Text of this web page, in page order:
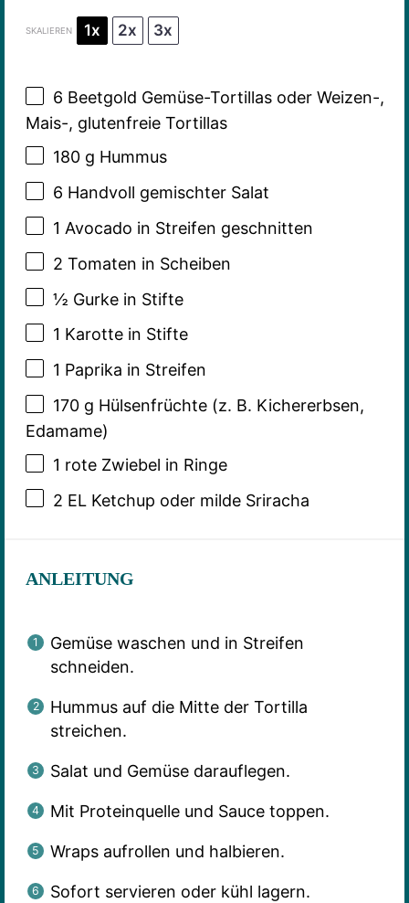
SKALIEREN 1x 2x 3x
6 Beetgold Gemüse-Tortillas oder Weizen-,
Mais-, glutenfreie Tortillas
180 g Hummus
6 Handvoll gemischter Salat
1 Avocado in Streifen geschnitten
2 Tomaten in Scheiben
½ Gurke in Stifte
1 Karotte in Stifte
1 Paprika in Streifen
170 g Hülsenfrüchte (z. B. Kichererbsen,
Edamame)
1 rote Zwiebel in Ringe
2 EL Ketchup oder milde Sriracha
ANLEITUNG
Gemüse waschen und in Streifen
schneiden.
Hummus auf die Mitte der Tortilla
streichen.
Salat und Gemüse darauflegen.
Mit Proteinquelle und Sauce toppen.
Wraps aufrollen und halbieren.
Sofort servieren oder kühl lagern.